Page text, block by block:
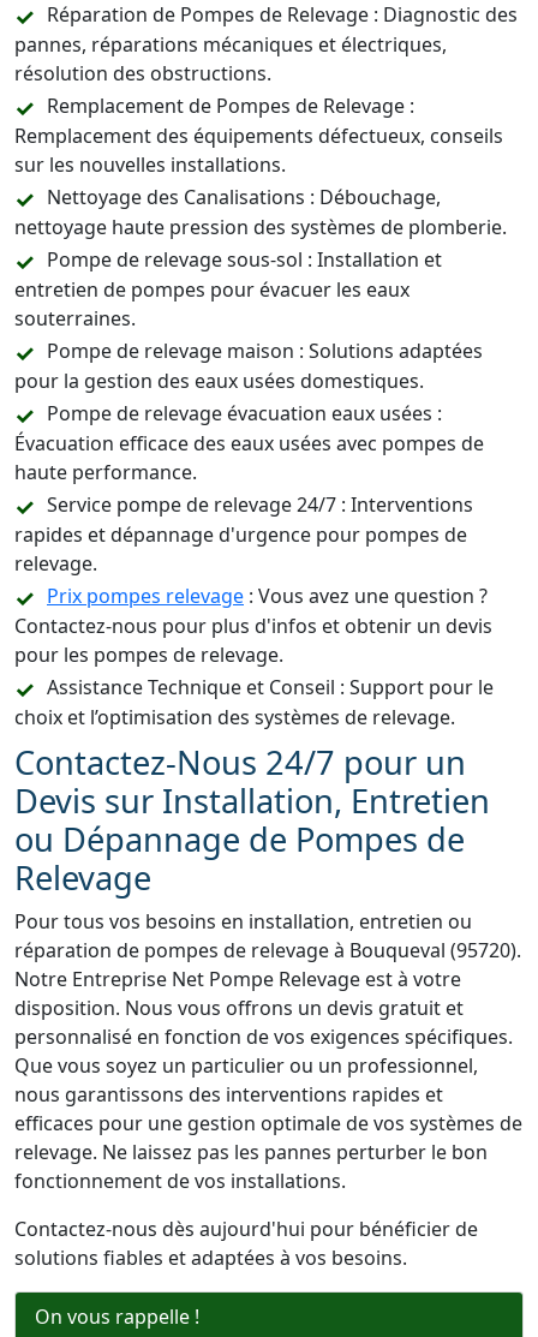
Réparation de Pompes de Relevage : Diagnostic des
pannes, réparations mécaniques et électriques,
résolution des obstructions.
Remplacement de Pompes de Relevage :
Remplacement des équipements défectueux, conseils
sur les nouvelles installations.
Nettoyage des Canalisations : Débouchage,
nettoyage haute pression des systèmes de plomberie.
Pompe de relevage sous-sol : Installation et
entretien de pompes pour évacuer les eaux
souterraines.
Pompe de relevage maison : Solutions adaptées
pour la gestion des eaux usées domestiques.
Pompe de relevage évacuation eaux usées :
Évacuation efficace des eaux usées avec pompes de
haute performance.
Service pompe de relevage 24/7 : Interventions
rapides et dépannage d'urgence pour pompes de
relevage.
Prix pompes relevage : Vous avez une question ?
Contactez-nous pour plus d'infos et obtenir un devis
pour les pompes de relevage.
Assistance Technique et Conseil : Support pour le
choix et l’optimisation des systèmes de relevage.
Contactez-Nous 24/7 pour un
Devis sur Installation, Entretien
ou Dépannage de Pompes de
Relevage
Pour tous vos besoins en installation, entretien ou
réparation de pompes de relevage à Bouqueval (95720).
Notre Entreprise Net Pompe Relevage est à votre
disposition. Nous vous offrons un devis gratuit et
personnalisé en fonction de vos exigences spécifiques.
Que vous soyez un particulier ou un professionnel,
nous garantissons des interventions rapides et
efficaces pour une gestion optimale de vos systèmes de
relevage. Ne laissez pas les pannes perturber le bon
fonctionnement de vos installations.
Contactez-nous dès aujourd'hui pour bénéficier de
solutions fiables et adaptées à vos besoins.
On vous rappelle !